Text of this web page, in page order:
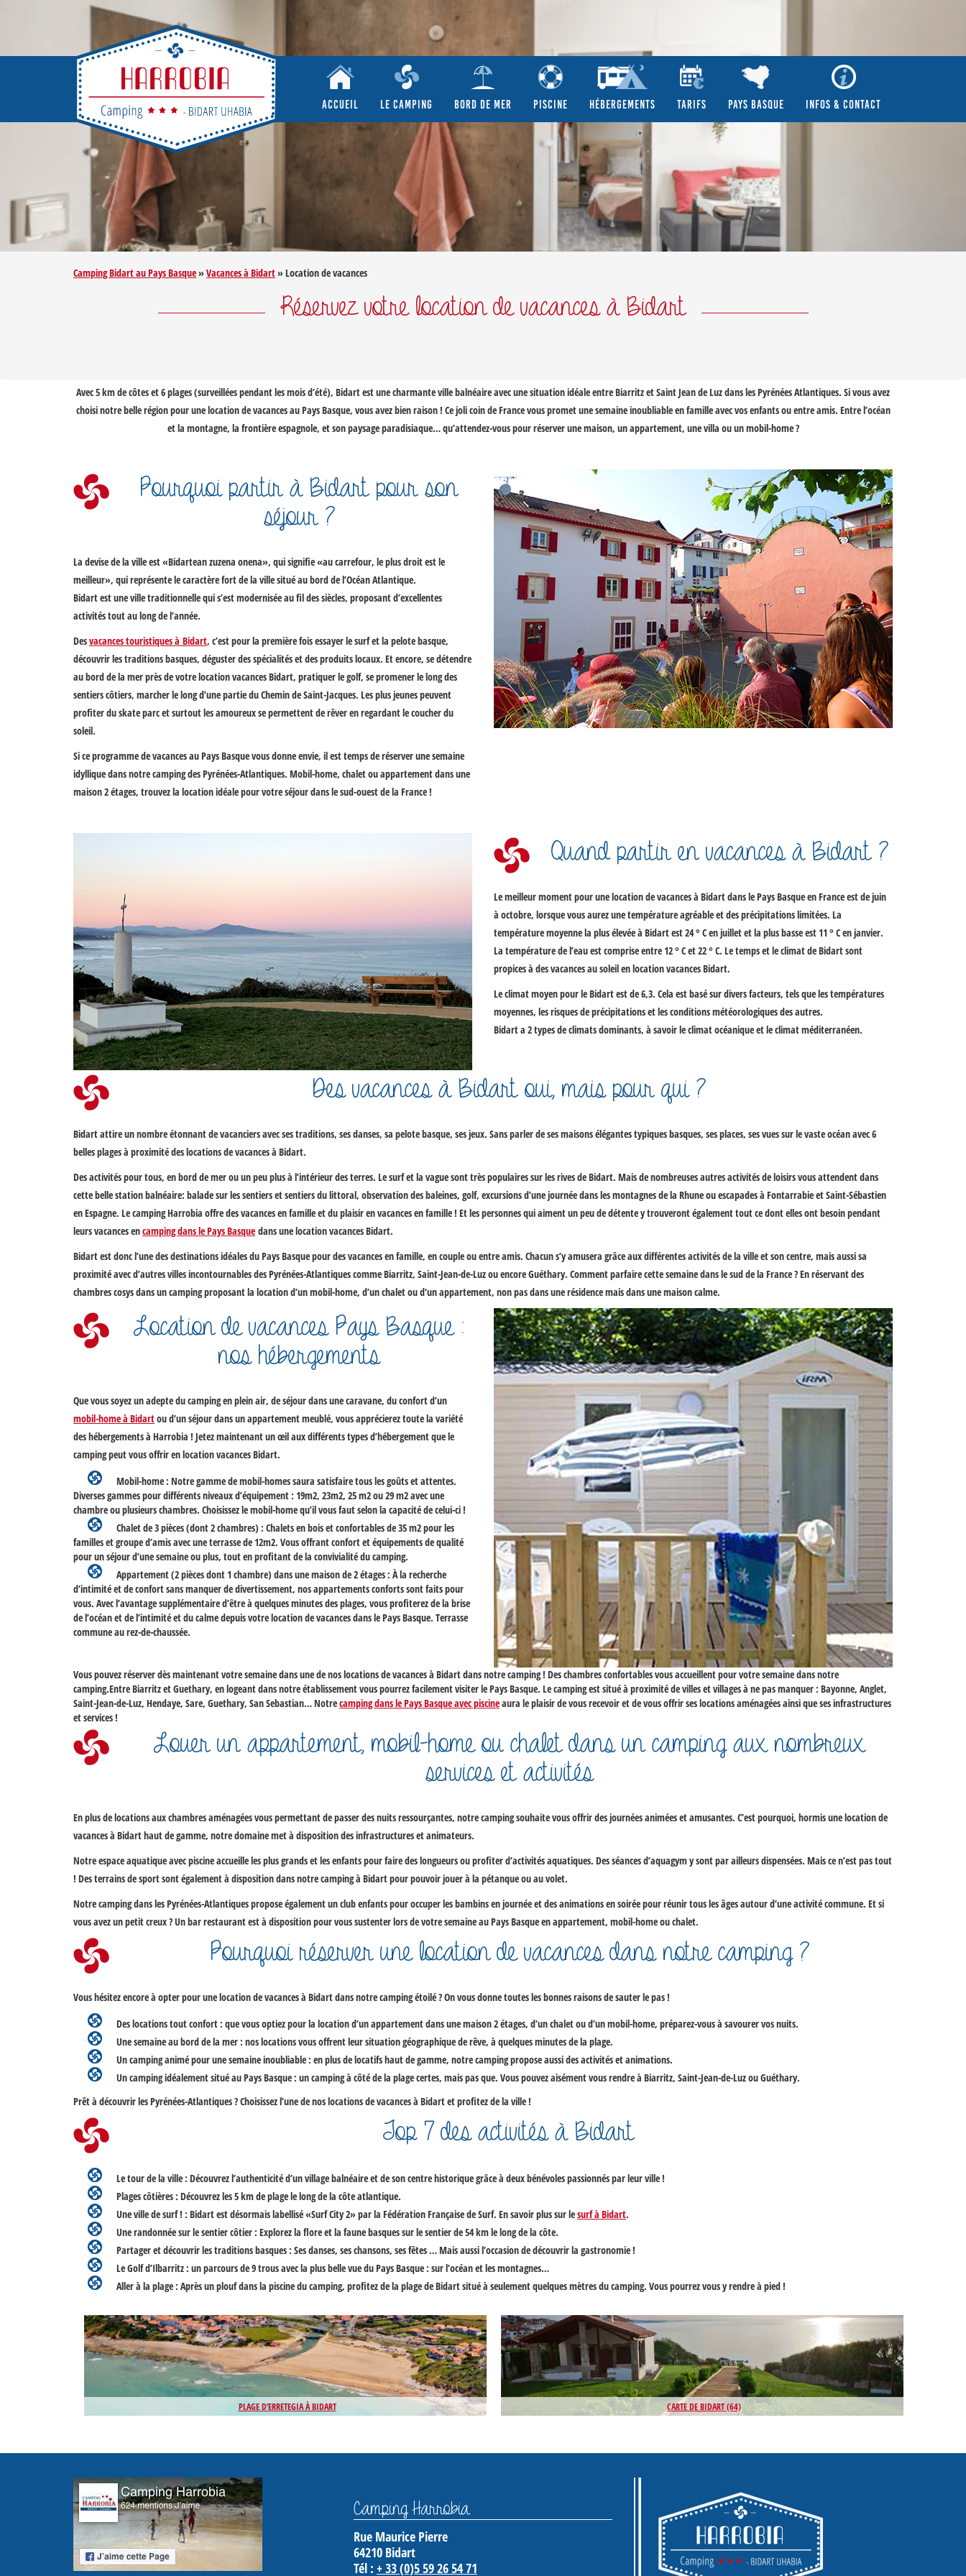
ACCUEIL LE CAMPING BORD DE MER PISCINE HÉBERGEMENTS TARIFS PAYS BASQUE INFOS & CONTACT
Camping Bidart au Pays Basque» Vacances à Bidart» Location de vacances
Réservez votre location de vacances à Bidart
Avec 5 km de côtes et 6 plages (surveillées pendant les mois d’été), Bidartest une charmante ville balnéaire avec une situation idéale entreBiarritzetSaint Jean de Luzdans les Pyrénées Atlantiques. Si vous avez
choisi notre belle région pour unelocation de vacances au Pays Basque, vous avez bien raison ! Ce joli coin de France vous promet une semaine inoubliable en famille avec vos enfants ou entre amis. Entrel’océan
et la montagne, la frontière espagnole, et son paysage paradisiaque… qu’attendez-vous pour réserver une maison, un appartement, une villa ou un mobil-home ?
Pourquoi partir à Bidart pour son
séjour ?
La devise de la ville est «Bidartean zuzena onena», qui signifie «au carrefour, le plus droit est le
meilleur», qui représente le caractère fort de la ville situé au bord de l’Océan Atlantique.
Bidartest une ville traditionnelle qui s’est modernisée au fil des siècles, proposant d’excellentes
activités tout au long de l’année.
Desvacances touristiques à Bidart, c’est pour la première fois essayer lesurfet la pelote basque,
découvrir les traditions basques, déguster des spécialités et des produits locaux. Et encore, se détendre
au bord de la mer près de votrelocation vacances Bidart, pratiquer le golf, se promener le long des
sentiers côtiers, marcher le long d’une partie duChemin de Saint-Jacques. Les plus jeunes peuvent
profiter du skate parc et surtout les amoureux se permettent de rêver en regardant le coucher du
soleil.
Si ce programme devacances au Pays Basquevous donne envie, il est temps de réserver une semaine
idyllique dans notrecamping des Pyrénées-Atlantiques. Mobil-home, chalet ou appartement dans une
maison 2 étages, trouvez la location idéale pour votre séjour dans le sud-ouest de la France !
Quand partir en vacances à Bidart ?
Le meilleur moment pour unelocation de vacances à Bidart dans le Pays Basqueen France estde juin
à octobre, lorsque vous aurez une température agréable et des précipitations limitées. La
température moyenne la plus élevée à Bidart est 24 ° C en juillet et la plus basse est 11 ° C en janvier.
La température de l’eau est comprise entre 12 ° C et 22 ° C. Le temps et le climat de Bidart sont
propices à des vacances au soleil enlocation vacances Bidart.
Le climat moyen pour le Bidart est de 6,3. Cela est basé sur divers facteurs, tels que les températures
moyennes, les risques de précipitations et les conditions météorologiques des autres.
Bidart a 2 types de climats dominants, à savoir le climat océanique et le climat méditerranéen.
Des vacances à Bidart oui, mais pour qui ?
Bidartattire un nombre étonnant de vacanciers avec ses traditions, ses danses, sa pelote basque, ses jeux. Sans parler de ses maisons élégantes typiques basques, ses places, ses vues sur le vaste océan avec 6
belles plages à proximité deslocations de vacances à Bidart.
Des activités pour tous, en bord de mer ou un peu plus à l’intérieur des terres. Le surf et la vague sont très populaires sur les rives de Bidart. Mais de nombreuses autres activités de loisirs vous attendent dans
cette belle station balnéaire: balade sur les sentiers et sentiers du littoral, observation des baleines, golf, excursions d’une journée dansles montagnes de la Rhuneou escapades à FontarrabieetSaint-Sébastien
en Espagne. Le camping Harrobia offre des vacances en famille et du plaisir en vacances en famille ! Et les personnes qui aiment un peu de détente y trouveront également tout ce dont elles ont besoin pendant
leurs vacances encamping dans le Pays Basque dans une location vacances Bidart.
Bidart est donc l’une des destinations idéales du Pays Basque pour des vacances en famille, en couple ou entre amis. Chacun s’y amusera grâce aux différentes activités de la ville et son centre, mais aussi sa
proximité avec d’autres villes incontournables des Pyrénées-Atlantiques comme Biarritz, Saint-Jean-de-Luz ou encore Guéthary. Comment parfaire cettesemaine dans le sud de la France? En réservant des
chambres cosys dans un camping proposant la location d’un mobil-home, d’un chalet ou d’un appartement, non pas dans une résidence mais dans une maison calme.
Location de vacances Pays Basque :
nos hébergements
Que vous soyez un adepte ducamping en plein air, de séjour dans une caravane, du confort d’un
mobil-home à Bidartou d’un séjour dans un appartement meublé, vous apprécierez toute la variété
des hébergements à Harrobia ! Jetez maintenant un œil aux différents types d’hébergement que le
camping peut vous offrir enlocation vacances Bidart.
Mobil-home: Notre gamme de mobil-homes saura satisfaire tous les goûts et attentes.
Diverses gammes pour différents niveaux d’équipement : 19m2, 23m2, 25 m2 ou 29 m2 avec une
chambre ou plusieurs chambres. Choisissez le mobil-home qu’il vous faut selon la capacité de celui-ci !
Chaletde 3 pièces (dont 2 chambres) : Chalets en bois et confortables de 35 m2 pour les
familles et groupe d’amis avec une terrasse de 12m2. Vous offrant confort et équipements de qualité
pour un séjour d’une semaine ou plus, tout en profitant de la convivialité du camping.
Appartement(2 pièces dont 1 chambre) dans une maison de 2 étages : À la recherche
d’intimité et de confort sans manquer de divertissement, nos appartements conforts sont faits pour
vous. Avec l’avantage supplémentaire d’être à quelques minutes des plages, vous profiterez de la brise
de l’océan et de l’intimité et du calme depuis votrelocation de vacances dans le Pays Basque. Terrasse
commune au rez-de-chaussée.
Vous pouvez réserver dès maintenant votre semaine dans une de noslocations de vacances à Bidartdans notre camping ! Des chambres confortables vous accueillent pour votre semaine dans notre
camping.Entre Biarritz et Guethary, en logeant dans notre établissement vous pourrez facilementvisiter le Pays Basque. Le camping est situé à proximité de villes et villages à ne pas manquer : Bayonne, Anglet,
Saint-Jean-de-Luz, Hendaye, Sare, Guethary, San Sebastian… Notrecamping dans le Pays Basque avec piscineaura le plaisir de vous recevoir et de vous offrir ses locations aménagées ainsi que ses infrastructures
et services !
Louer un appartement, mobil-home ou chalet dans un camping aux nombreux
services et activités
En plus de locations aux chambres aménagées vous permettant de passer des nuits ressourçantes, notre camping souhaite vous offrir des journées animées et amusantes. C’est pourquoi, hormis unelocation de
vacances à Bidarthaut de gamme, notre domaine met à disposition des infrastructures et animateurs.
Notre espace aquatique avec piscine accueille les plus grands et les enfants pour faire des longueurs ou profiter d’activités aquatiques. Des séances d’aquagym y sont par ailleurs dispensées. Mais ce n’est pas tout
! Des terrains de sport sont également à disposition dans notre camping à Bidartpour pouvoir jouer à la pétanque ou au volet.
Notrecamping dans les Pyrénées-Atlantiquespropose également un club enfants pour occuper les bambins en journée et des animations en soirée pour réunir tous les âges autour d’une activité commune. Et si
vous avez un petit creux ? Un bar restaurant est à disposition pour vous sustenter lors de votre semaine au Pays Basque en appartement, mobil-home ou chalet.
Pourquoi réserver une location de vacances dans notre camping ?
Vous hésitez encore à opter pour unelocation de vacances à Bidartdans notre camping étoilé ? On vous donne toutes les bonnes raisons de sauter le pas !
Des locations tout confort : que vous optiez pour la location d’un appartementdans une maison 2 étages, d’un chalet ou d’un mobil-home, préparez-vous à savourer vos nuits.
Une semaine au bord de la mer : nos locations vous offrent leur situation géographique de rêve, à quelques minutes de la plage.
Un camping animé pour une semaine inoubliable : en plus de locatifs haut de gamme, notre camping propose aussi des activités et animations.
Un camping idéalement situé au Pays Basque: un camping à côté de la plage certes, mais pas que. Vous pouvez aisément vous rendre à Biarritz, Saint-Jean-de-Luz ou Guéthary.
Prêt à découvrir les Pyrénées-Atlantiques ? Choisissez l’une de noslocations de vacances à Bidartet profitez de la ville !
Top 7 des activités à Bidart
Le tour de la ville: Découvrez l’authenticité d’un village balnéaire et de son centre historique grâce à deux bénévoles passionnés par leur ville !
Plages côtières: Découvrez les 5 km de plage le long de la côte atlantique.
Une ville de surf ! : Bidart est désormais labellisé «Surf City 2» par la Fédération Française de Surf. En savoir plus sur lesurf à Bidart.
Une randonnée sur le sentier côtier: Explorez la flore et la faune basques sur le sentier de 54 km le long de la côte.
Partager et découvrir les traditions basques: Ses danses, ses chansons, ses fêtes … Mais aussi l’occasion de découvrir la gastronomie !
Le Golf d’Ilbarritz: un parcours de 9 trous avec la plus belle vue du Pays Basque : sur l’océan et les montagnes…
Aller à la plage: Après un plouf dans la piscine du camping, profitez de la plage de Bidart situé à seulement quelques mètres du camping. Vous pourrez vous y rendre à pied !
PLAGE D’ERRETEGIA À BIDART CARTE DE BIDART (64)
Camping Harrobia
Rue Maurice Pierre
64210 Bidart
Tél : + 33 (0)5 59 26 54 71